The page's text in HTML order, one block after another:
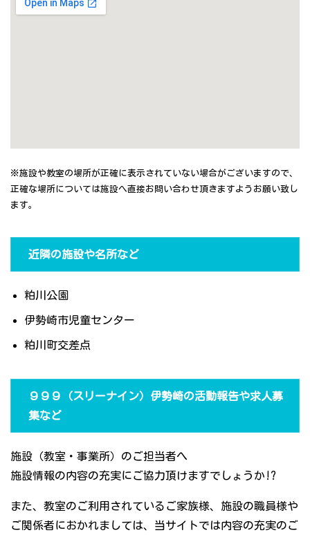
※施設や教室の場所が正確に表示されていない場合がございますので、
正確な場所については施設へ直接お問い合わせ頂きますようお願い致し
ます。
近隣の施設や名所など
粕川公園
伊勢崎市児童センター
粕川町交差点
９９９（スリーナイン）伊勢崎の活動報告や求人募
集など
施設（教室・事業所）のご担当者へ
施設情報の内容の充実にご協力頂けますでしょうか!?
また、教室のご利用されているご家族様、施設の職員様や
ご関係者におかれましては、当サイトでは内容の充実のご